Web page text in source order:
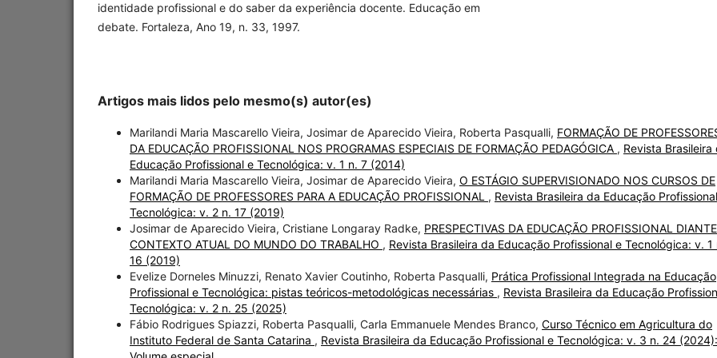
identidade profissional e do saber da experiência docente. Educação em
debate. Fortaleza, Ano 19, n. 33, 1997.
Artigos mais lidos pelo mesmo(s) autor(es)
Marilandi Maria Mascarello Vieira, Josimar de Aparecido Vieira, Roberta Pasqualli, FORMAÇÃO DE
DA EDUCAÇÃO PROFISSIONAL NOS PROGRAMAS ESPECIAIS DE FORMAÇÃO PEDAGÓGICA , Revista Brasileira
Educação Profissional e Tecnológica: v. 1 n. 7 (2014)
Marilandi Maria Mascarello Vieira, Josimar de Aparecido Vieira, O ESTÁGIO SUPERVISIONADO NOS CURSOS DE
FORMAÇÃO DE PROFESSORES PARA A EDUCAÇÃO PROFISSIONAL , Revista Brasileira da Educação
Tecnológica: v. 2 n. 17 (2019)
Josimar de Aparecido Vieira, Cristiane Longaray Radke, PRESPECTIVAS DA EDUCAÇÃO PROFISSIONAL
CONTEXTO ATUAL DO MUNDO DO TRABALHO , Revista Brasileira da Educação Profissional e Tecnológica: v. 1
16 (2019)
Evelize Dorneles Minuzzi, Renato Xavier Coutinho, Roberta Pasqualli, Prática Profissional Integrada na Educação
Profissional e Tecnológica: pistas teóricos-metodológicas necessárias , Revista Brasileira da Educação
Tecnológica: v. 2 n. 25 (2025)
Fábio Rodrigues Spiazzi, Roberta Pasqualli, Carla Emmanuele Mendes Branco, Curso Técnico em Agricultura do
Instituto Federal de Santa Catarina , Revista Brasileira da Educação Profissional e Tecnológica: v. 3 n. 24 (2024):